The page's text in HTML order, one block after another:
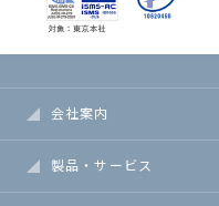
会社案内
製品・サービス